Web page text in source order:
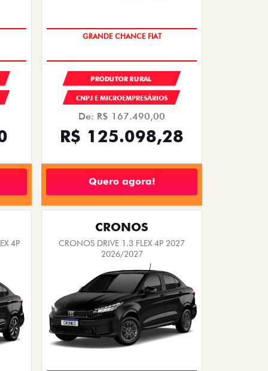
OPORTUNIDADE
PRODUTOR RURAL
CNPJ E MICROEMPRESÁRIOS
De: R$ 167.490,00
R$ 125.098,28
Quero agora!
4P
CRONOS
CRONOS DRIVE 1.3 FLEX 4P 2027
2026/2027